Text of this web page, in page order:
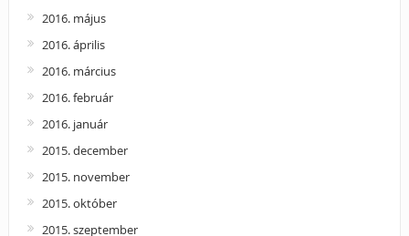
2016. május
2016. április
2016. március
2016. február
2016. január
2015. december
2015. november
2015. október
2015. szeptember